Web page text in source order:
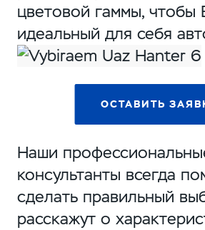
цветовой гаммы, чтобы
идеальный для себя
ОСТАВИТЬ
Наши
консультанты всегда
сделать правильный
расскажут о